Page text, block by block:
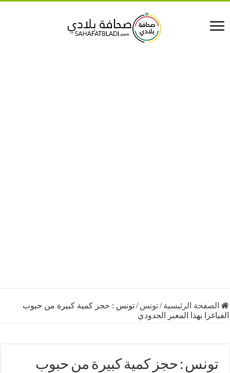
الرئيسية /تونس /تونس : حجز كمية كبيرة من حبوب
بهذا المعبر الحدودي
: حجز كمية كبيرة من حبوب